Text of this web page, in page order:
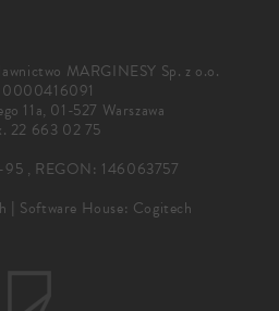
MARGINESY Sp. z o.o.
0000416091
11a, 01-527 Warszawa
22 663 02 75
, REGON: 146063757
| Software House: Cogitech